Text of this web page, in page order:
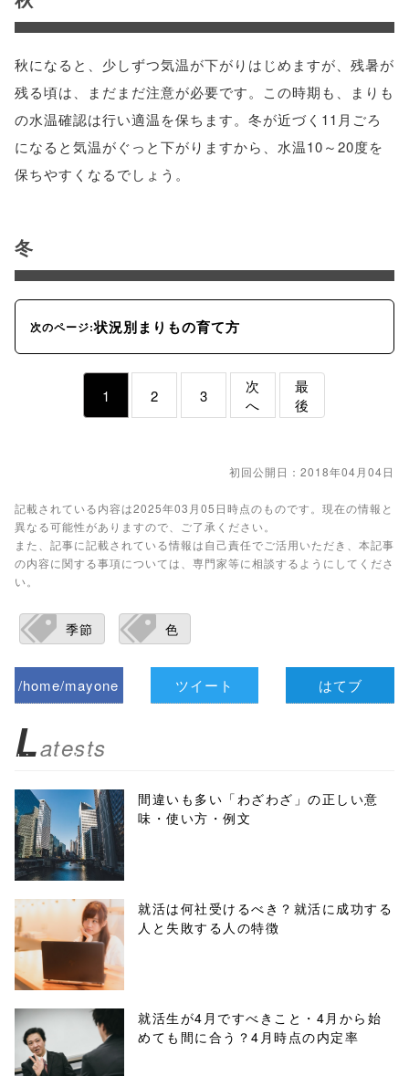
秋になると、少しずつ気温が下がりはじめますが、残暑が
残る頃は、まだまだ注意が必要です。この時期も、まりも
の水温確認は行い適温を保ちます。冬が近づく11月ごろ
になると気温がぐっと下がりますから、水温10～20度を
保ちやすくなるでしょう。
冬
次のページ:状況別まりもの育て方
1 2 3
次
へ
最
後
初回公開日：2018年04月04日
記載されている内容は2025年03月05日時点のものです。現在の情報と
異なる可能性がありますので、ご了承ください。
また、記事に記載されている情報は自己責任でご活用いただき、本記事
の内容に関する事項については、専門家等に相談するようにしてくださ
い。
季節 色
/home/mayone
biz.jp/public_ht
ml/wp-
content/themes
/tapbiz_theme/
parts/sns-
buttons.php on
line10
/1048461"
onclick="windo
ツイート はてブ
Latests
間違いも多い「わざわざ」の正しい意
味・使い方・例文
就活は何社受けるべき？就活に成功する
人と失敗する人の特徴
就活生が4月ですべきこと・4月から始
めても間に合う？4月時点の内定率